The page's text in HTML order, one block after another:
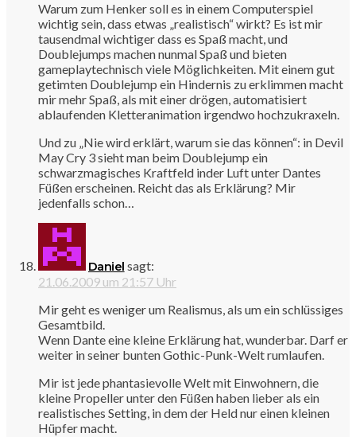
Warum zum Henker soll es in einem Computerspiel
wichtig sein, dass etwas „realistisch“ wirkt? Es ist mir
tausendmal wichtiger dass es Spaß macht, und
Doublejumps machen nunmal Spaß und bieten
gameplaytechnisch viele Möglichkeiten. Mit einem gut
getimten Doublejump ein Hindernis zu erklimmen macht
mir mehr Spaß, als mit einer drögen, automatisiert
ablaufenden Kletteranimation irgendwo hochzukraxeln.
Und zu „Nie wird erklärt, warum sie das können“: in Devil
May Cry 3 sieht man beim Doublejump ein
schwarzmagisches Kraftfeld inder Luft unter Dantes
Füßen erscheinen. Reicht das als Erklärung? Mir
jedenfalls schon…
Daniel sagt:
21.06.2009 um 21:57 Uhr
Mir geht es weniger um Realismus, als um ein schlüssiges
Gesamtbild.
Wenn Dante eine kleine Erklärung hat, wunderbar. Darf er
weiter in seiner bunten Gothic-Punk-Welt rumlaufen.
Mir ist jede phantasievolle Welt mit Einwohnern, die
kleine Propeller unter den Füßen haben lieber als ein
realistisches Setting, in dem der Held nur einen kleinen
Hüpfer macht.